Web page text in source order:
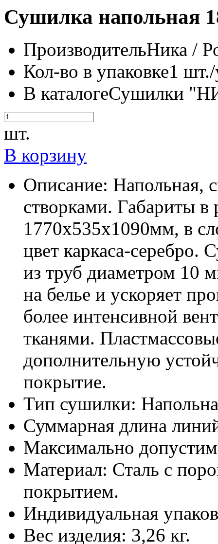
Сушилка напольная
ПроизводительНика /
Кол-во в упаковке1
В каталогеСушилки
шт.
В корзину
Описание: Напольная,
створками. Габариты
1770х535х1090мм, в
цвет каркаса-серебро.
из труб диаметром 10
на белье и ускоряет
более интенсивной
тканями.
дополнительную
покрытие.
Тип сушилки:
Суммарная длина
Максимально
Материал: Сталь с
покрытием.
Индивидуальная
Вес изделия: 3,26 кг.